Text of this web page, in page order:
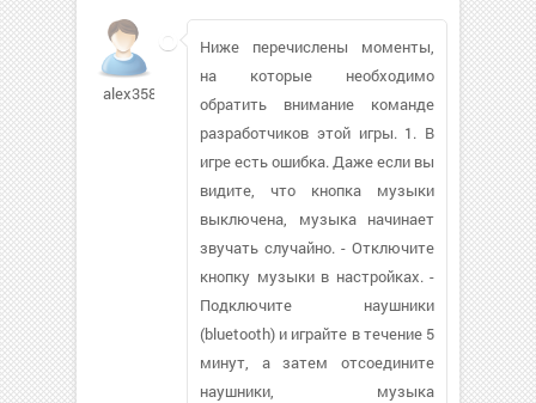
alex3586
Ниже перечислены моменты,
на которые необходимо
обратить внимание команде
разработчиков этой игры. 1. В
игре есть ошибка. Даже если вы
видите, что кнопка музыки
выключена, музыка начинает
звучать случайно. - Отключите
кнопку музыки в настройках. -
Подключите наушники
(bluetooth) и играйте в течение 5
минут, а затем отсоедините
наушники, музыка